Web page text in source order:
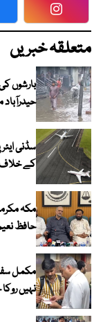
متعلقہ خبریں
حیدرآباد میں 3
کے خلاف
مکہ
حافظ
مکمل
نہیں